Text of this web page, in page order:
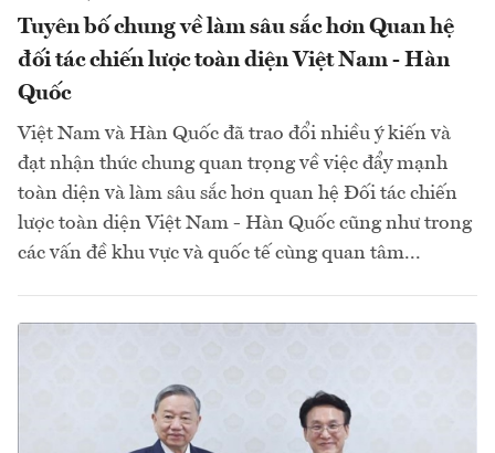
Tuyên bố chung về làm sâu sắc hơn Quan hệ
đối tác chiến lược toàn diện Việt Nam - Hàn
Quốc
Việt Nam và Hàn Quốc đã trao đổi nhiều ý kiến và
đạt nhận thức chung quan trọng về việc đẩy mạnh
toàn diện và làm sâu sắc hơn quan hệ Đối tác chiến
lược toàn diện Việt Nam - Hàn Quốc cũng như trong
các vấn đề khu vực và quốc tế cùng quan tâm...